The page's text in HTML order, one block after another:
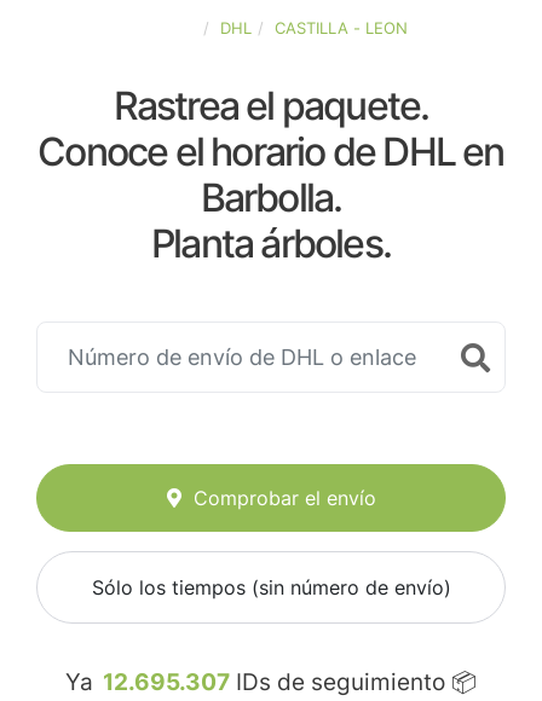
DHL CASTILLA - LEON
Rastrea el paquete.
Conoce el horario de DHL en
Barbolla.
Planta árboles.
Comprobar el envío
Sólo los tiempos (sin número de envío)
Ya 12.695.307 IDs de seguimiento 📦